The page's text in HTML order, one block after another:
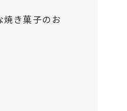
き菓子のお